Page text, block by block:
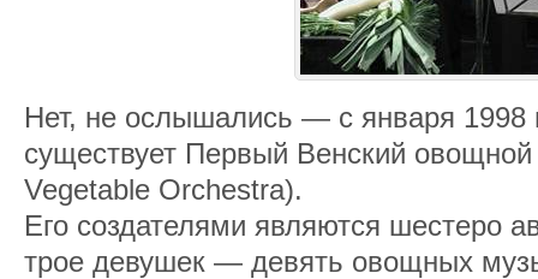
Нет, не ослышались — с января 1998
существует Первый Венский овощной
Vegetable Orchestra).
Его создателями являются шестеро
трое девушек — девять овощных